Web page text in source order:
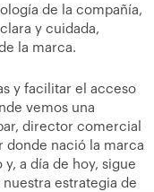
de la compañía,
y cuidada,
la marca.
y facilitar el acceso
vemos una
director comercial
donde nació la marca
a día de hoy, sigue
estrategia de